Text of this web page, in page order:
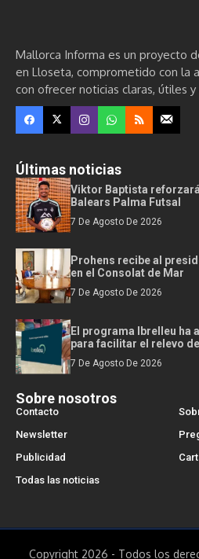
Mallorca Informa es un proyecto
en Lloseta, comprometido con la
con ofrecer noticias claras, útiles y
Últimas noticias
Viktor Baptista
Balears Palma Futsal
7 De Agosto De 2026
Prohens recibe al
en el Consolat de Mar
7 De Agosto De 2026
El programa Ibrelleu ha
para facilitar el relevo
7 De Agosto De 2026
Sobre nosotros
Contacto
Newsletter
Publicidad
Todas las noticias
Copyright 2026 - Todos los